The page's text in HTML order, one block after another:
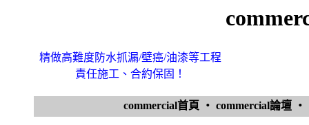
精做高難度防水抓漏/壁癌/油漆等工程
責任施工、合約保固！
commercial首頁 ‧ commercial論壇 ‧